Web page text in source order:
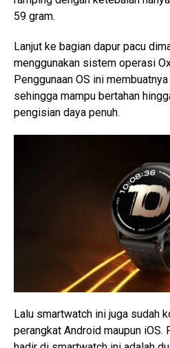
59 gram.
Lanjut ke bagian dapur pacu
menggunakan sistem operasi
Penggunaan OS ini
sehingga mampu bertahan
pengisian daya penuh.
Lalu smartwatch ini juga sudah
perangkat Android maupun iOS.